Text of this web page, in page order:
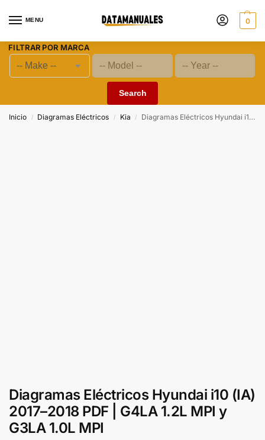
MENU 0
FILTRAR POR MARCA
Search
Inicio / Diagramas Eléctricos / Kia / Diagramas Eléctricos Hyundai i10 (IA) 2017–2018 PDF | G4LA 1.2L MPI y G3LA 1.0L MPI
Diagramas Eléctricos Hyundai i10 (IA)
2017–2018 PDF | G4LA 1.2L MPI y
G3LA 1.0L MPI